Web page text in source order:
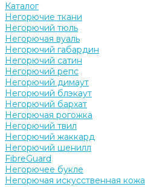
Каталог
Негорючие ткани
Негорючий тюль
Негорючая вуаль
Негорючий габардин
Негорючий сатин
Негорючий репс
Негорючий димаут
Негорючий блэкаут
Негорючий бархат
Негорючая рогожка
Негорючий твил
Негорючий жаккард
Негорючий шенилл
FibreGuard
Негорючее букле
Негорючая искусственная кожа